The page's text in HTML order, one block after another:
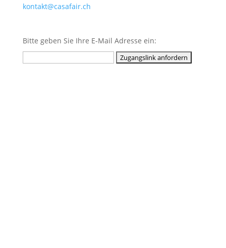
kontakt@casafair.ch
Bitte geben Sie Ihre E-Mail Adresse ein: